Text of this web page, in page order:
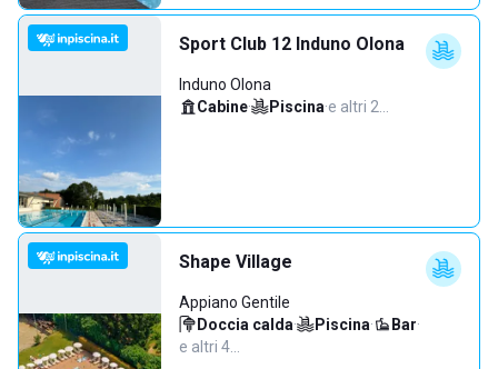
Sport Club 12 Induno Olona
Induno Olona
Cabine· Piscina·e altri 2…
Shape Village
Appiano Gentile
Doccia calda· Piscina· Bar·
e altri 4…